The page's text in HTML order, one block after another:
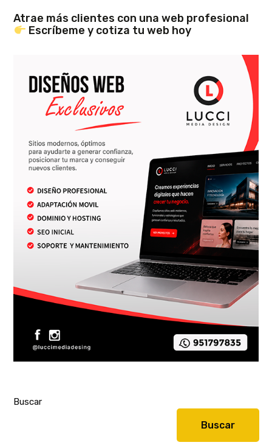
Atrae más clientes con una web profesional
Escríbeme y cotiza tu web hoy
Buscar
Buscar